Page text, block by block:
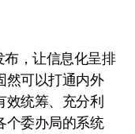
布，让信息化呈排
然可以打通内外
效统筹、充分利
个委办局的系统